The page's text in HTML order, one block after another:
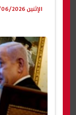
الإثنين 01/06/2026 03:35 ص